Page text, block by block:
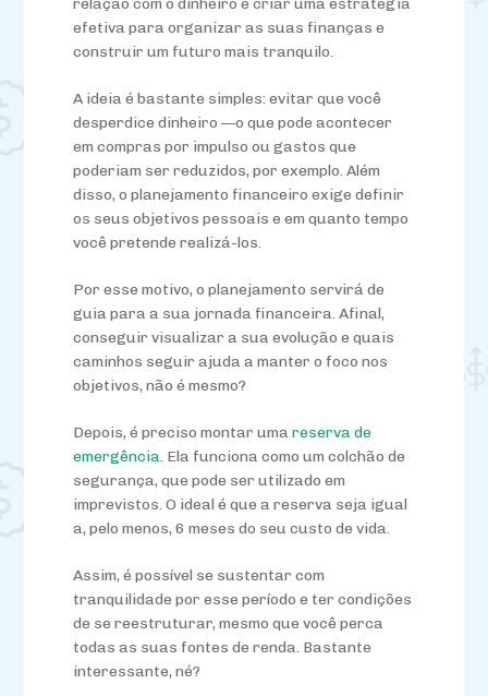
efetiva para organizar as suas finanças e
construir um futuro mais tranquilo.
A ideia é bastante simples: evitar que você
desperdice dinheiro —o que pode acontecer
em compras por impulso ou gastos que
poderiam ser reduzidos, por exemplo. Além
disso, o planejamento financeiro exige definir
os seus objetivos pessoais e em quanto tempo
você pretende realizá-los.
Por esse motivo, o planejamento servirá de
guia para a sua jornada financeira. Afinal,
conseguir visualizar a sua evolução e quais
caminhos seguir ajuda a manter o foco nos
objetivos, não é mesmo?
Depois, é preciso montar umareserva de
emergência. Ela funciona como um colchão de
segurança, que pode ser utilizado em
imprevistos. O ideal é que a reserva seja igual
a, pelo menos, 6 meses do seu custo de vida.
Assim, é possível se sustentar com
tranquilidade por esse período e ter condições
de se reestruturar, mesmo que você perca
todas as suas fontes de renda. Bastante
interessante, né?